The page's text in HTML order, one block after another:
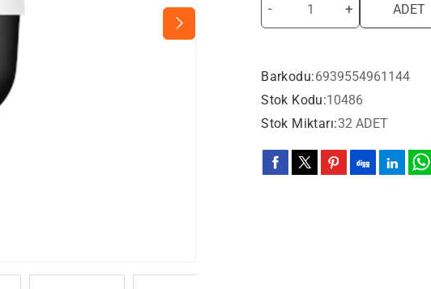
- + ADET
Barkodu:6939554961144
Stok Kodu:10486
Stok Miktarı:32 ADET